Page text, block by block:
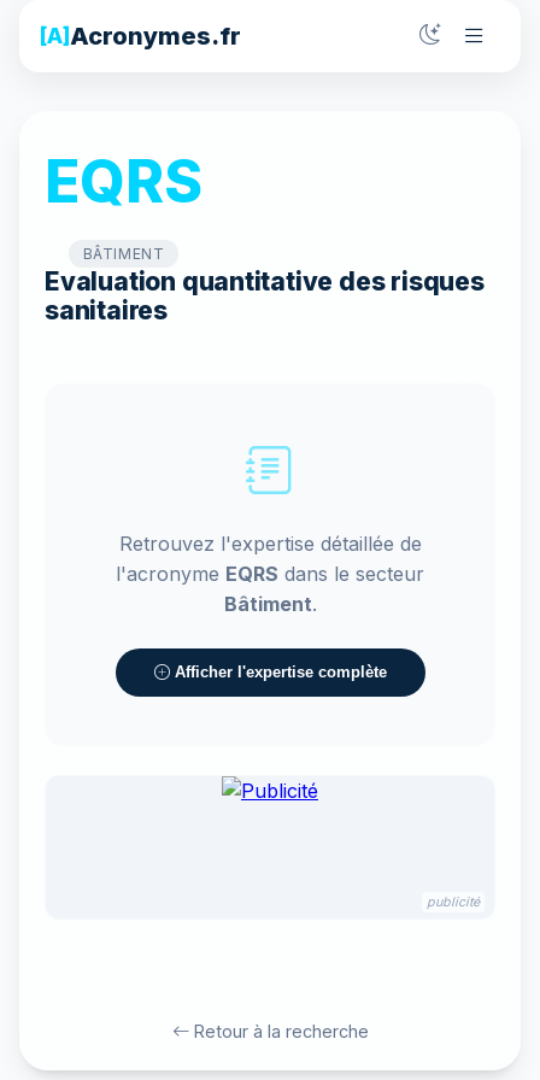
[A]Acronymes.fr
EQRS
BÂTIMENT
Evaluation quantitative des risques
sanitaires
Retrouvez l'expertise détaillée de
l'acronyme EQRS dans le secteur
Bâtiment.
Afficher l'expertise complète
publicité
Retour à la recherche